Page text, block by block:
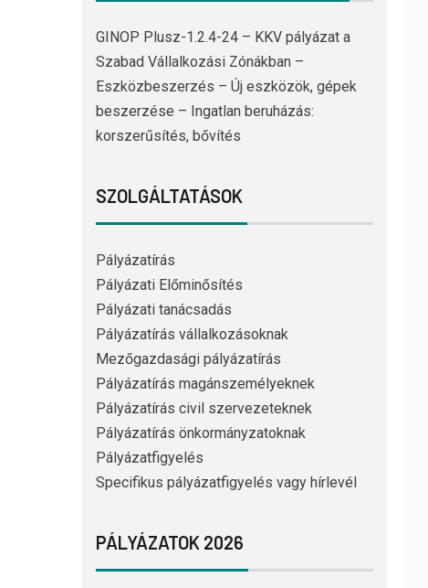
GINOP Plusz-1.2.4-24 – KKV pályázat a
Szabad Vállalkozási Zónákban –
Eszközbeszerzés – Új eszközök, gépek
beszerzése – Ingatlan beruházás:
korszerűsítés, bővítés
SZOLGÁLTATÁSOK
Pályázatírás
Pályázati Előminősítés
Pályázati tanácsadás
Pályázatírás vállalkozásoknak
Mezőgazdasági pályázatírás
Pályázatírás magánszemélyeknek
Pályázatírás civil szervezeteknek
Pályázatírás önkormányzatoknak
Pályázatfigyelés
Specifikus pályázatfigyelés vagy hírlevél
PÁLYÁZATOK 2026